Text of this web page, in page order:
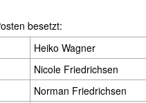
besetzt:
Heiko Wagner
Nicole Friedrichsen
Norman Friedrichsen